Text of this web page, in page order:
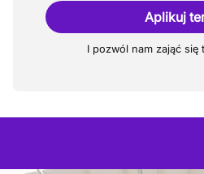
Aplikuj
I pozwól nam zająć się